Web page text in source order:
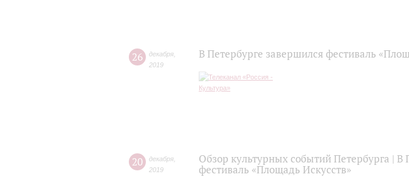
26 декабря
2019
В Петербурге завершился фестиваль
20 декабря
2019
Обзор культурных событий Петербурга |
фестиваль «Площадь Искусств»